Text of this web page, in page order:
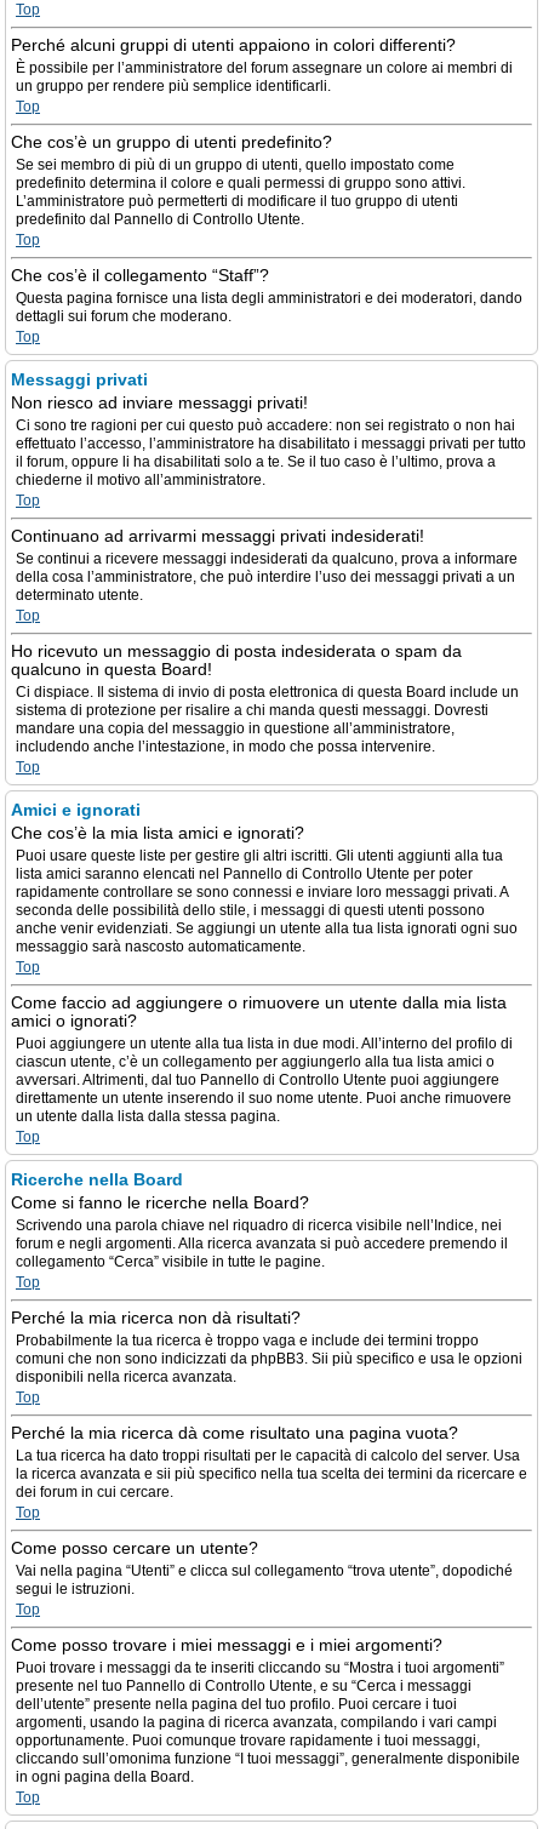
Top
Perché alcuni gruppi di utenti appaiono in colori differenti?
È possibile per l’amministratore del forum assegnare un colore ai membri di
un gruppo per rendere più semplice identificarli.
Top
Che cos’è un gruppo di utenti predefinito?
Se sei membro di più di un gruppo di utenti, quello impostato come
predefinito determina il colore e quali permessi di gruppo sono attivi.
L’amministratore può permetterti di modificare il tuo gruppo di utenti
predefinito dal Pannello di Controllo Utente.
Top
Che cos’è il collegamento “Staff”?
Questa pagina fornisce una lista degli amministratori e dei moderatori, dando
dettagli sui forum che moderano.
Top
Messaggi privati
Non riesco ad inviare messaggi privati!
Ci sono tre ragioni per cui questo può accadere: non sei registrato o non hai
effettuato l’accesso, l’amministratore ha disabilitato i messaggi privati per tutto
il forum, oppure li ha disabilitati solo a te. Se il tuo caso è l’ultimo, prova a
chiederne il motivo all’amministratore.
Top
Continuano ad arrivarmi messaggi privati indesiderati!
Se continui a ricevere messaggi indesiderati da qualcuno, prova a informare
della cosa l’amministratore, che può interdire l’uso dei messaggi privati a un
determinato utente.
Top
Ho ricevuto un messaggio di posta indesiderata o spam da
qualcuno in questa Board!
Ci dispiace. Il sistema di invio di posta elettronica di questa Board include un
sistema di protezione per risalire a chi manda questi messaggi. Dovresti
mandare una copia del messaggio in questione all’amministratore,
includendo anche l’intestazione, in modo che possa intervenire.
Top
Amici e ignorati
Che cos’è la mia lista amici e ignorati?
Puoi usare queste liste per gestire gli altri iscritti. Gli utenti aggiunti alla tua
lista amici saranno elencati nel Pannello di Controllo Utente per poter
rapidamente controllare se sono connessi e inviare loro messaggi privati. A
seconda delle possibilità dello stile, i messaggi di questi utenti possono
anche venir evidenziati. Se aggiungi un utente alla tua lista ignorati ogni suo
messaggio sarà nascosto automaticamente.
Top
Come faccio ad aggiungere o rimuovere un utente dalla mia lista
amici o ignorati?
Puoi aggiungere un utente alla tua lista in due modi. All’interno del profilo di
ciascun utente, c’è un collegamento per aggiungerlo alla tua lista amici o
avversari. Altrimenti, dal tuo Pannello di Controllo Utente puoi aggiungere
direttamente un utente inserendo il suo nome utente. Puoi anche rimuovere
un utente dalla lista dalla stessa pagina.
Top
Ricerche nella Board
Come si fanno le ricerche nella Board?
Scrivendo una parola chiave nel riquadro di ricerca visibile nell’Indice, nei
forum e negli argomenti. Alla ricerca avanzata si può accedere premendo il
collegamento “Cerca” visibile in tutte le pagine.
Top
Perché la mia ricerca non dà risultati?
Probabilmente la tua ricerca è troppo vaga e include dei termini troppo
comuni che non sono indicizzati da phpBB3. Sii più specifico e usa le opzioni
disponibili nella ricerca avanzata.
Top
Perché la mia ricerca dà come risultato una pagina vuota?
La tua ricerca ha dato troppi risultati per le capacità di calcolo del server. Usa
la ricerca avanzata e sii più specifico nella tua scelta dei termini da ricercare e
dei forum in cui cercare.
Top
Come posso cercare un utente?
Vai nella pagina “Utenti” e clicca sul collegamento “trova utente”, dopodiché
segui le istruzioni.
Top
Come posso trovare i miei messaggi e i miei argomenti?
Puoi trovare i messaggi da te inseriti cliccando su “Mostra i tuoi argomenti”
presente nel tuo Pannello di Controllo Utente, e su “Cerca i messaggi
dell’utente” presente nella pagina del tuo profilo. Puoi cercare i tuoi
argomenti, usando la pagina di ricerca avanzata, compilando i vari campi
opportunamente. Puoi comunque trovare rapidamente i tuoi messaggi,
cliccando sull’omonima funzione “I tuoi messaggi”, generalmente disponibile
in ogni pagina della Board.
Top